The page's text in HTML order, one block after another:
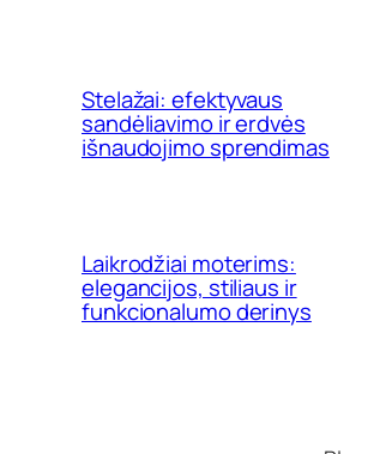
Stelažai: efektyvaus
sandėliavimo ir erdvės
išnaudojimo sprendimas
Laikrodžiai moterims:
elegancijos, stiliaus ir
funkcionalumo derinys